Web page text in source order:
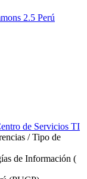
de las
de las
(Parte 12)
2.5 Perú
de Servicios TI
/ Tipo de
de Información (